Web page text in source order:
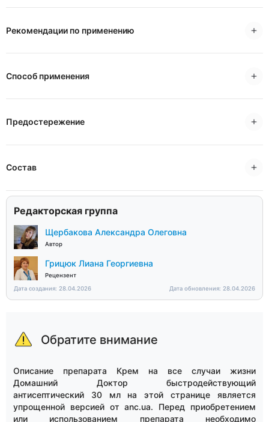
Рекомендации по применению
Способ применения
Предостережение
Состав
Редакторская группа
Щербакова Александра Олеговна
Автор
Грицюк Лиана Георгиевна
Рецензент
Дата создания: 28.04.2026
Дата обновления: 28.04.2026
Обратите внимание
Описание препарата Крем на все случаи жизни
Домашний Доктор быстродействующий
антисептический 30 мл на этой странице является
упрощенной версией от anc.ua. Перед приобретением
или использованием препарата необходимо